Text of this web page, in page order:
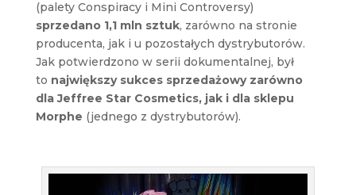
(palety Conspiracy i Mini Controversy)
sprzedano 1,1 mln sztuk, zarówno na stronie
producenta, jak i u pozostałych dystrybutorów.
Jak potwierdzono w serii dokumentalnej, był
to największy sukces sprzedażowy zarówno
dla Jeffree Star Cosmetics, jak i dla sklepu
Morphe (jednego z dystrybutorów).